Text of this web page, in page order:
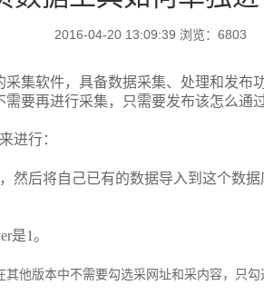
2016-04-20 13:09:39 浏览：6803
采集软件，具备数据采集、处理和发
要再进行采集，只需要发布该怎么通
进行：
然后将自己已有的数据导入到这个数
是1。
他版本中不需要勾选采网址和采内容，只勾